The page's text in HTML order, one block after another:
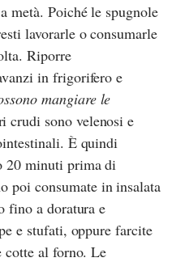
metà. Poiché le spugnole
lavorarle o consumarle
Riporre
in frigorifero e
mangiare le
crudi sono velenosi e
È quindi
20 minuti prima di
poi consumate in insalata
fino a doratura e
e stufati, oppure farcite
cotte al forno. Le